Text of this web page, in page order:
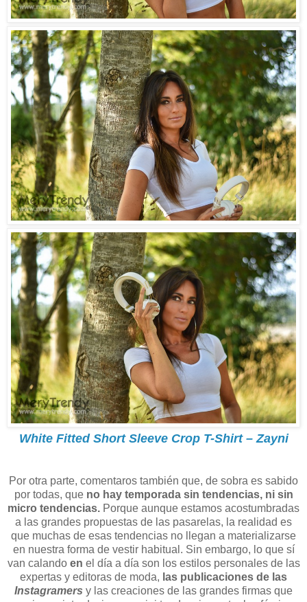
White Fitted Short Sleeve Crop T-Shirt – Zayni
Por otra parte, comentaros también que, de sobra es sabido
por todas, que no hay temporada sin tendencias, ni sin
micro tendencias. Porque aunque estamos acostumbradas
a las grandes propuestas de las pasarelas, la realidad es
que muchas de esas tendencias no llegan a materializarse
en nuestra forma de vestir habitual. Sin embargo, lo que sí
van calandoen el día a día son los estilos personales de las
expertas y editoras de moda, las publicaciones de las
Instagramers y las creaciones de las grandes firmas que